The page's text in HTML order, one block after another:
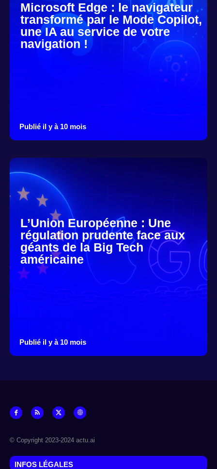
Microsoft Edge : le navigateur
transformé par le Mode Copilot,
une IA au service de votre
navigation !
Publié il y à 10 mois
L’Union Européenne : Une
régulation prudente face aux
géants de la Big Tech
américaine
Publié il y à 10 mois
© Copyright 2023-2024 actu.ai
INFOS LÉGALES